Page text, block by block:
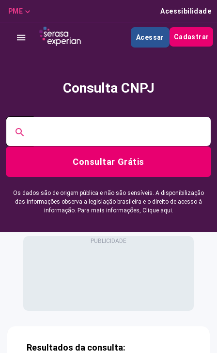
PME Acessibilidade
Acessar Cadastrar
Consulta CNPJ
Consultar Grátis
Os dados são de origem pública e não são sensíveis. A disponibilização
das informações observa a legislação brasileira e o direito de acesso à
informação. Para mais informações, Clique aqui.
Resultados da consulta: